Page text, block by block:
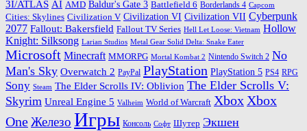
3I/ATLAS AI AMD Baldur's Gate 3 Battlefield 6 Borderlands 4 Capcom
Cities: Skylines Civilization V Civilization VI Civilization VII Cyberpunk
2077 Fallout: Bakersfield Fallout TV Series Hell Let Loose: Vietnam Hollow
Knight: Silksong Larian Studios Metal Gear Solid Delta: Snake Eater
Microsoft Minecraft MMORPG Mortal Kombat 2 Nintendo Switch 2 No
Man's Sky Overwatch 2 PayPal PlayStation PlayStation 5 PS4 RPG
Sony Steam The Elder Scrolls IV: Oblivion The Elder Scrolls V:
Skyrim Unreal Engine 5 Valheim World of Warcraft Xbox Xbox
OneЖелезо Игры Консоль Софт Шутер Экшен